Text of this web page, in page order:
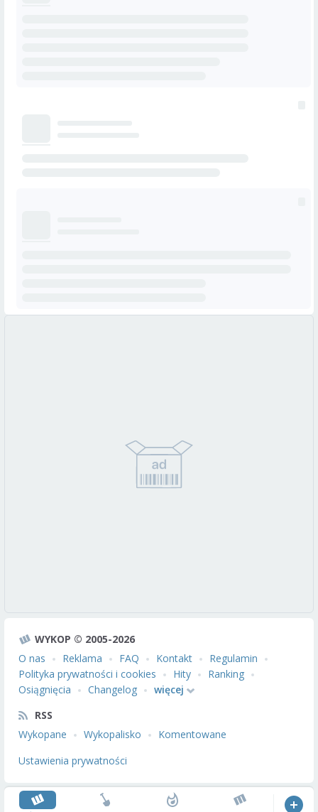
WYKOP © 2005-2026
O nas
Reklama FAQ Kontakt
Regulamin
Polityka prywatności i cookies
Hity
Ranking
Osiągnięcia
Changelog
więcej
RSS
Wykopane
Wykopalisko
Komentowane
Ustawienia prywatności